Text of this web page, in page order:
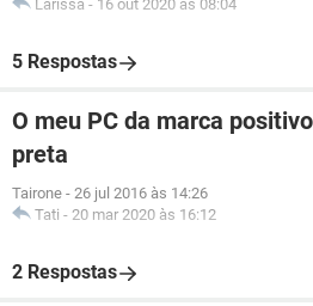
Larissa - 16 out 2020 às 08:04
5 Respostas
O meu PC da marca
preta
Tairone - 26 jul 2016 às 14:26
Tati - 20 mar 2020 às 16:12
2 Respostas